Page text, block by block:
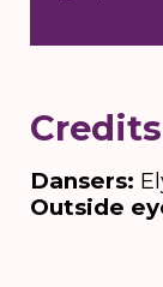
Credits
Dansers:
Outside